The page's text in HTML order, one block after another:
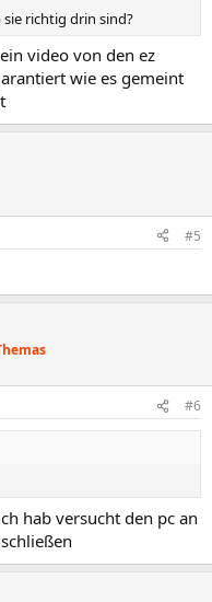
richtig drin sind?
video von den ez
wie es gemeint
#5
#6
hab versucht den pc an